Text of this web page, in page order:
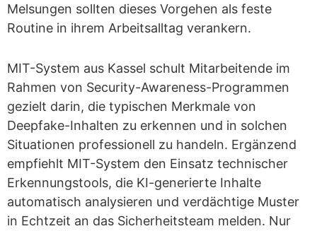
Melsungen sollten dieses Vorgehen als feste
Routine in ihrem Arbeitsalltag verankern.
MIT-System aus Kassel schult Mitarbeitende im
Rahmen von Security-Awareness-Programmen
gezielt darin, die typischen Merkmale von
Deepfake-Inhalten zu erkennen und in solchen
Situationen professionell zu handeln. Ergänzend
empfiehlt MIT-System den Einsatz technischer
Erkennungstools, die KI-generierte Inhalte
automatisch analysieren und verdächtige Muster
in Echtzeit an das Sicherheitsteam melden. Nur